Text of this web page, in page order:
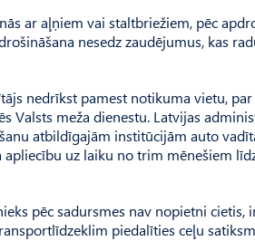
ar aļņiem vai staltbriežiem, pēc
nesedz zaudējumus, kas
nedrīkst pamest notikuma vietu,
Valsts meža dienestu. Latvijas
atbildīgajām institūcijām auto
uz laiku no trim mēnešiem
pēc sadursmes nav nopietni cietis,
piedalīties ceļu